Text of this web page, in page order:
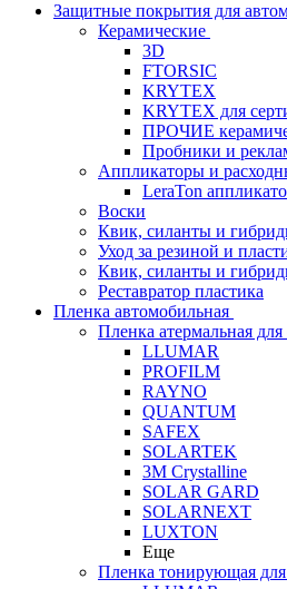
Защитные покрытия для
Керамические
3D
FTORSIC
KRYTEX
KRYTEX для
ПРОЧИЕ
Пробники и
Аппликаторы и
LeraTon
Воски
Квик, силанты и
Уход за резиной и
Квик, силанты и
Реставратор пластика
Пленка автомобильная
Пленка атермальная для
LLUMAR
PROFILM
RAYNO
QUANTUM
SAFEX
SOLARTEK
3M Crystalline
SOLAR GARD
SOLARNEXT
LUXTON
Еще
Пленка тонирующая для